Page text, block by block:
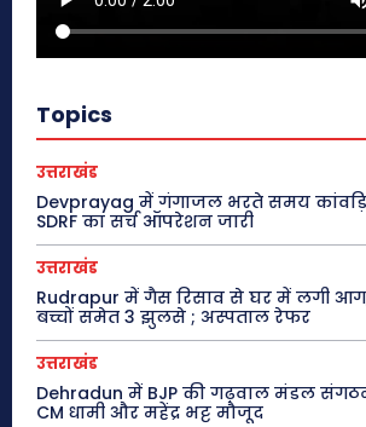
Topics
उत्तराखंड
Devprayag में गंगाजल भरते समय
SDRF का सर्च ऑपरेशन जारी
उत्तराखंड
Rudrapur में गैस रिसाव से घर में लगी
बच्चों समेत 3 झुलसे ; अस्पताल रेफर
उत्तराखंड
Dehradun में BJP की गढ़वाल मंडल
CM धामी और महेंद्र भट्ट मौजूद